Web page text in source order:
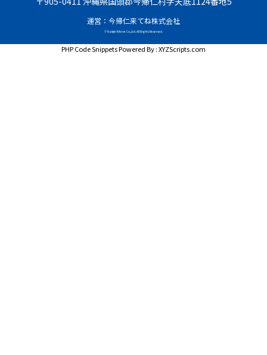
運営：今帰仁来てね株式会社
© Nakijin Kitene Co.,Ltd. All Rights Reserved.
PHP Code SnippetsPowered By :XYZScripts.com